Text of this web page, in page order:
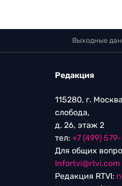
Выходные
Редакция
115280, г.
слобода,
д. 26, этаж 2
тел: +7 (499)
Для общих
Infortvi@rtvi.com
Редакция RTVI: